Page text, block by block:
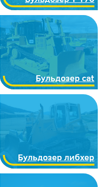
Бульдозер cat
Бульдозер либхер